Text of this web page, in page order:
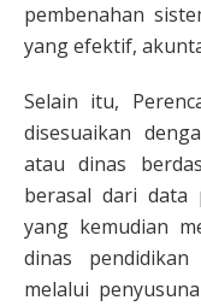
pembenahan
yang efektif,
Selain itu,
disesuaikan
atau dinas
berasal dari data
yang kemudian
dinas
melalui